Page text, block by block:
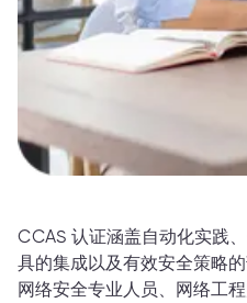
CCAS 认证涵盖自动化实践
具的集成以及有效安全策略
网络安全专业人员、网络工